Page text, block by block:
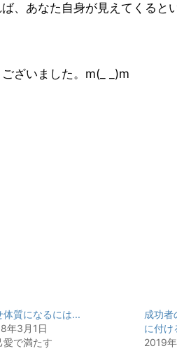
、あなた自身が見えてくると
ざいました。m(_ _)m
体質になるには...
年3月1日
愛で満たす
成功者
に付け
2019